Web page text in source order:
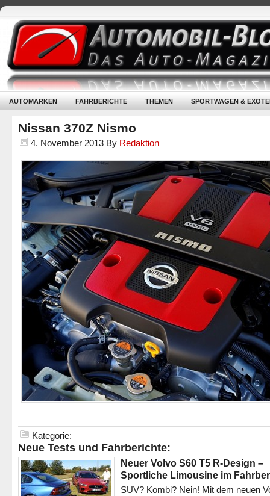
AUTOMARKEN FAHRBERICHTE THEMEN SPORTWAGEN &
Nissan 370Z Nismo
4. November 2013 By Redaktion
Kategorie:
Neue Tests und Fahrberichte:
Neuer Volvo S60 T5 R-Design –
Sportliche Limousine im
SUV? Kombi? Nein! Mit dem neuen